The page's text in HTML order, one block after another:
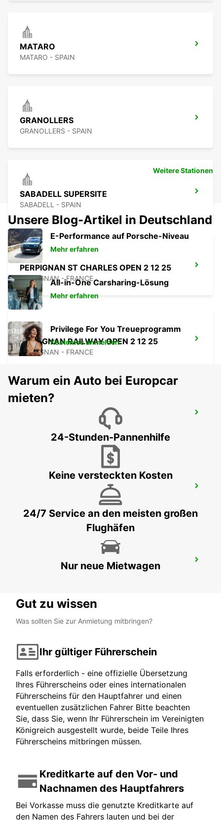
MATARO
MATARO - SPAIN
GRANOLLERS
GRANOLLERS - SPAIN
SABADELL SUPERSITE
SABADELL - SPAIN
PERPIGNAN ST CHARLES OPEN 2 12 25
PERPIGNAN - FRANCE
PERPIGNAN RAILWAY OPEN 2 12 25
PERPIGNAN - FRANCE
BARCELONA POBLENOU SUPERSITE
BARCELONA GRAN VIA
PERPIGNAN AIRPORT OPEN 2 12 25
Weitere Stationen
Unsere Blog-Artikel in Deutschland
E-Performance auf Porsche-Niveau
Mehr erfahren
All-in-One Carsharing-Lösung
Mehr erfahren
Privilege For You Treueprogramm
Kostenlos anmelden
Warum ein Auto bei Europcar
mieten?
24-Stunden-Pannenhilfe
Keine versteckten Kosten
24/7 Service an den meisten großen
Flughäfen
Nur neue Mietwagen
Gut zu wissen
Was sollten Sie zur Anmietung mitbringen?
Ihr gültiger Führerschein
Falls erforderlich - eine offizielle Übersetzung
Ihres Führerscheins oder eines internationalen
Führerscheins für den Hauptfahrer und einen
eventuellen zusätzlichen Fahrer Bitte beachten
Sie, dass Sie, wenn Ihr Führerschein im Vereinigten
Königreich ausgestellt wurde, beide Teile Ihres
Führerscheins mitbringen müssen.
Kreditkarte auf den Vor- und
Nachnamen des Hauptfahrers
Bei Vorkasse muss die genutzte Kreditkarte auf
den Namen des Fahrers lauten und bei der